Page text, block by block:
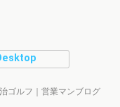
ゴルフ｜営業マンブログ